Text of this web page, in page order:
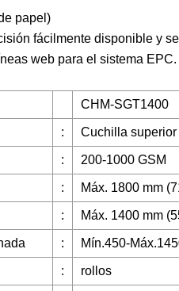
papel)
fácilmente disponible y
web para el sistema EPC.
CHM-SGT1400
: Cuchilla
: 200-1000 GSM
: Máx. 1800 mm
: Máx. 1400 mm
: Mín.450-
: rollos